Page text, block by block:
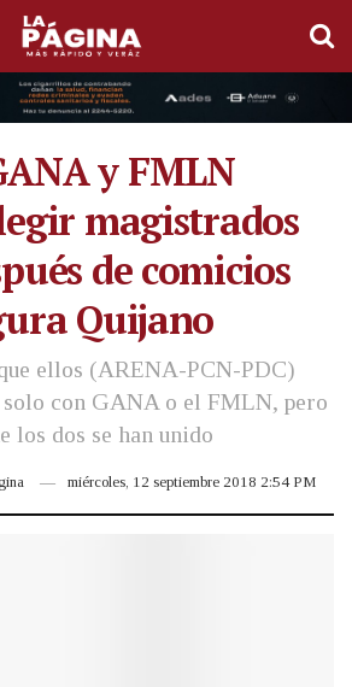
y FMLN
magistrados
de comicios
Quijano
ellos (ARENA-PCN-PDC)
con GANA o el FMLN, pero
los dos se han unido
miércoles, 12 septiembre 2018 2:54 PM